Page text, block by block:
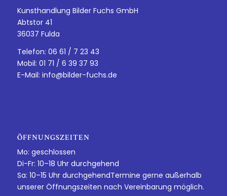
Kunsthandlung Bilder Fuchs GmbH
Abtstor 41
36037 Fulda
Telefon: 06 61 / 7 23 43
Mobil: 01 71 / 6 39 37 93
E-Mail: info@bilder-fuchs.de
ÖFFNUNGSZEITEN
Mo: geschlossen
Di-Fr: 10–18 Uhr durchgehend
Sa: 10–15 Uhr durchgehendTermine gerne außerhalb
unserer Öffnungszeiten nach Vereinbarung möglich.